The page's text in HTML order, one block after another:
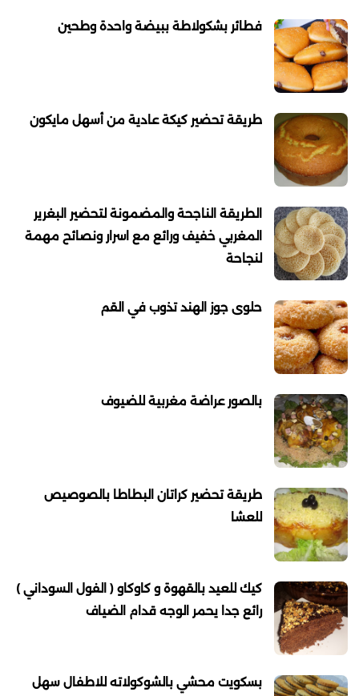
فطائر بشكولاطة ببيضة واحدة وطحين
طريقة تحضير كيكة عادية من أسهل مايكون
الطريقة الناجحة والمضمونة لتحضير البغرير
المغربي خفيف ورائع مع اسرار ونصائح مهمة
لنجاحة
حلوى جوز الهند تذوب في القم
بالصور عراضة مغربية للضيوف
طريقة تحضير كراتان البطاطا بالصوصيص
للعشا
كيك للعيد بالقهوة و كاوكاو ( الفول السوداني )
رائع جدا يحمر الوجه قدام الضياف
بسكويت محشي بالشوكولاته للاطفال سهل